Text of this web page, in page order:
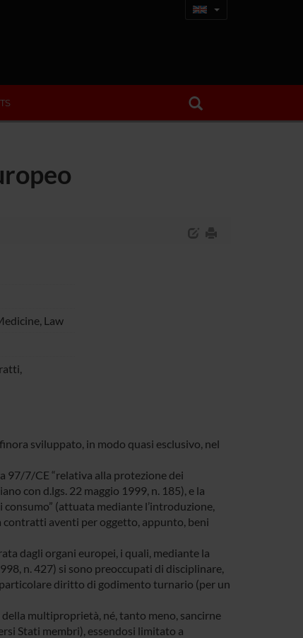
Law
sviluppato, in modo quasi esclusivo, nel
97/7/CE “relativa alla protezione dei
con d.lgs. 22 maggio 1999, n. 185), e la
(attuata mediante l’introduzione,
contratti aventi per oggetto, appunto, beni
dagli organi europei, i quali, mediante la
n. 427) si sono preoccupati di disciplinare,
diritto di godimento turnario (per un
multiproprietà, né, tanto meno, sancirne
Stati membri), essendosi limitato a